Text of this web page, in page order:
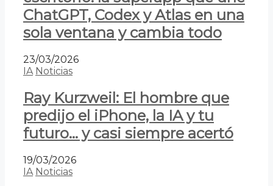
ChatGPT, Codex y Atlas en una
sola ventana y cambia todo
23/03/2026
IA Noticias
Ray Kurzweil: El hombre que
predijo el iPhone, la IA y tu
futuro… y casi siempre acertó
19/03/2026
IA Noticias